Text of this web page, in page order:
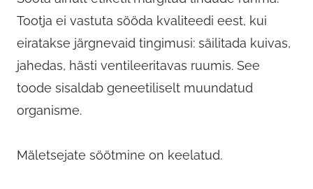
Tootja ei vastuta sööda kvaliteedi eest, kui
eiratakse järgnevaid tingimusi: säilitada kuivas,
jahedas, hästi ventileeritavas ruumis. See
toode sisaldab geneetiliselt muundatud
organisme.
Mäletsejate söötmine on keelatud.